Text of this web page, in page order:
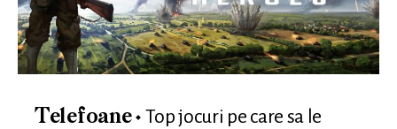
Telefoane
Top jocuri pe care sa le